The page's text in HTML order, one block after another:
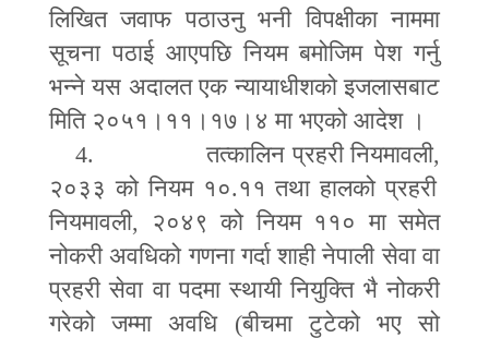
लिखित जवाफ पठाउनु भनी विपक्षीका नाममा
सूचना पठाई आएपछि नियम बमोजिम पेश गर्नु
भन्ने यस अदालत एक न्यायाधीशको इजलासबाट
मिति २०५१।११।१७।४ मा भएको आदेश ।
4.
तत्कालिन प्रहरी नियमावली,
२०३३ को नियम १०.११ तथा हालको प्रहरी
नियमावली, २०४९ को नियम ११० मा समेत
नोकरी अवधिको गणना गर्दा शाही नेपाली सेवा वा
प्रहरी सेवा वा पदमा स्थायी नियुक्ति भै नोकरी
गरेको जम्मा अवधि (बीचमा टुटेको भए सो